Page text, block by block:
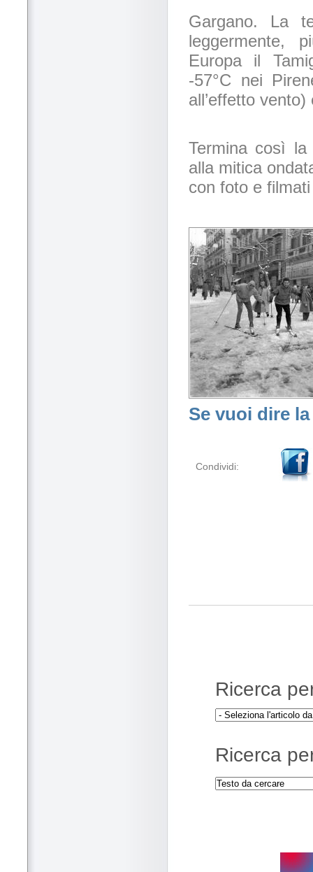
Gargano. La
leggermente,
Europa il
-57°C nei
all’effetto
Termina così
alla mitica
con foto e
Se vuoi dire
Condividi:
Ricerca
Ricerca